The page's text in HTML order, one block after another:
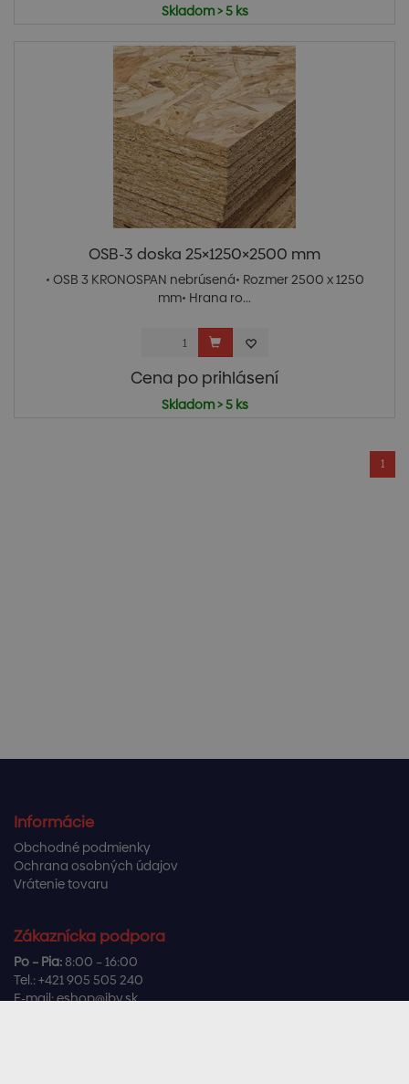
Skladom > 5 ks
OSB-3 doska 25×1250×2500 mm
• OSB 3 KRONOSPAN nebrúsená• Rozmer 2500 x 1250
mm• Hrana ro...
Cena po prihlásení
Skladom > 5 ks
1
Informácie
Obchodné podmienky
Ochrana osobných údajov
Vrátenie tovaru
Zákaznícka podpora
Po – Pia:8:00 – 16:00
Tel.: +421 905 505 240
E-mail:eshop@ibv.sk